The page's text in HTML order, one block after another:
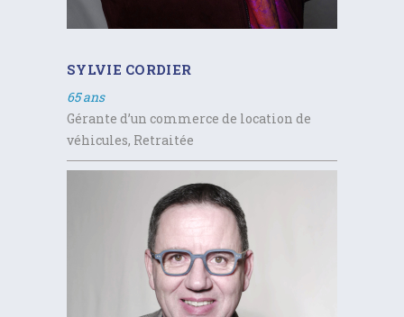
SYLVIE CORDIER
65 ans
Gérante d’un commerce de location de
véhicules, Retraitée